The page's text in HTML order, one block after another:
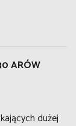
ARÓW
dużej